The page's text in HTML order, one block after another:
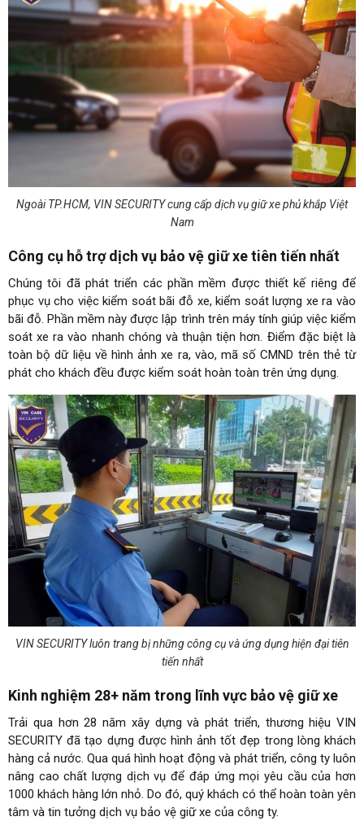
Ngoài TP.HCM, VIN SECURITY cung cấp dịch vụ giữ xe phủ khắp Việt
Nam
Công cụ hỗ trợ dịch vụ bảo vệ giữ xe tiên tiến nhất
Chúng tôi đã phát triển các phần mềm được thiết kế riêng để
phục vụ cho việc kiểm soát bãi đỗ xe, kiểm soát lượng xe ra vào
bãi đỗ. Phần mềm này được lập trình trên máy tính giúp việc kiểm
soát xe ra vào nhanh chóng và thuận tiện hơn. Điểm đặc biệt là
toàn bộ dữ liệu về hình ảnh xe ra, vào, mã số CMND trên thẻ từ
phát cho khách đều được kiểm soát hoàn toàn trên ứng dụng.
VIN SECURITY luôn trang bị những công cụ và ứng dụng hiện đại tiên
tiến nhất
Kinh nghiệm 28+ năm trong lĩnh vực bảo vệ giữ xe
Trải qua hơn 28 năm xây dựng và phát triển, thương hiệu VIN
SECURITY đã tạo dựng được hình ảnh tốt đẹp trong lòng khách
hàng cả nước. Qua quá hình hoạt động và phát triển, công ty luôn
nâng cao chất lượng dịch vụ để đáp ứng mọi yêu cầu của hơn
1000 khách hàng lớn nhỏ. Do đó, quý khách có thể hoàn toàn yên
tâm và tin tưởng dịch vụ bảo vệ giữ xe của công ty.